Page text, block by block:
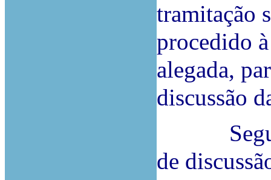
tramitação
procedido
alegada,
discussão
Seguiu-
de